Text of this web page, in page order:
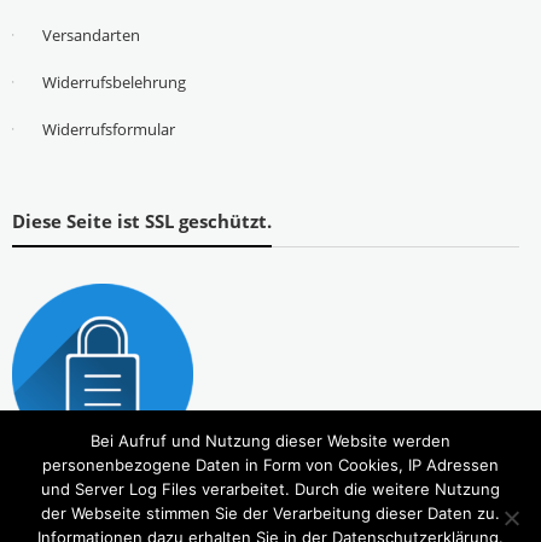
Versandarten
Widerrufsbelehrung
Widerrufsformular
Diese Seite ist SSL geschützt.
Bei Aufruf und Nutzung dieser Website werden
personenbezogene Daten in Form von Cookies, IP Adressen
und Server Log Files verarbeitet. Durch die weitere Nutzung
der Webseite stimmen Sie der Verarbeitung dieser Daten zu.
Informationen dazu erhalten Sie in der Datenschutzerklärung.